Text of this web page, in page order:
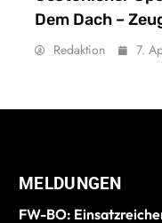
Dem Dach –
Redaktion 7.
MELDUNGEN
FW-BO: